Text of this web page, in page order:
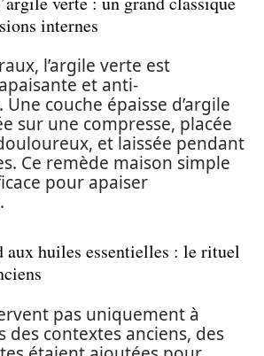
internes
l’argile verte est
et anti-
couche épaisse d’argile
sur une compresse, placée
et laissée pendant
Ce remède maison simple
pour apaiser
aux huiles essentielles : le rituel
pas uniquement à
des contextes anciens, des